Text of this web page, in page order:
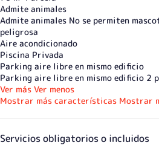
Admite animales
Admite animales No se permiten
peligrosa
Aire acondicionado
Piscina Privada
Parking aire libre en mismo edificio
Parking aire libre en mismo edificio 2
Ver más Ver menos
Mostrar más características Mostrar
Servicios obligatorios o incluidos